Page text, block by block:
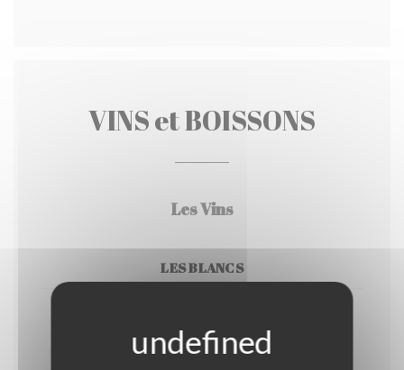
VINS et BOISSONS
Les Vins
LES BLANCS
Lapilli-Campanie